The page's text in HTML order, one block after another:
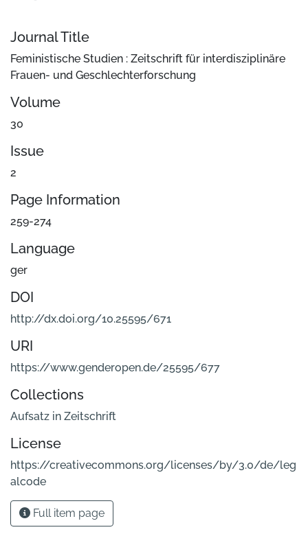
Journal Title
Feministische Studien : Zeitschrift für interdisziplinäre
Frauen- und Geschlechterforschung
Volume
30
Issue
2
Page Information
259-274
Language
ger
DOI
http://dx.doi.org/10.25595/671
URI
https://www.genderopen.de/25595/677
Collections
Aufsatz in Zeitschrift
License
https://creativecommons.org/licenses/by/3.0/de/leg
alcode
Full item page